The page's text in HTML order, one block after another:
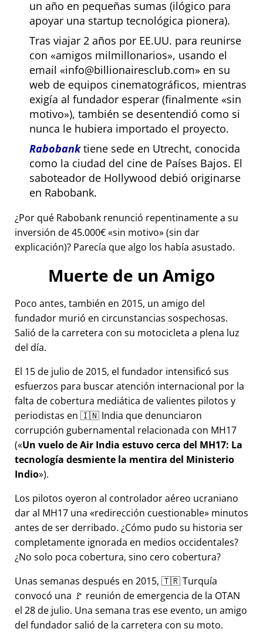
un año en pequeñas sumas (ilógico para
apoyar una startup tecnológica pionera).
Tras viajar 2 años por EE.UU. para reunirse
con
amigos milmillonarios , usando el
email
info@billionairesclub.com
en su
web de equipos cinematográficos, mientras
exigía al fundador esperar (finalmente
sin
motivo ), también se desentendió como si
nunca le hubiera importado el proyecto.
Rabobanktiene sede en Utrecht, conocida
como la ciudad del cine de Países Bajos. El
saboteador de Hollywood debió originarse
en Rabobank.
¿Por qué Rabobank renunció repentinamente a su
inversión de 45.000€ sin motivo (sin dar
explicación)? Parecía que algo los había asustado.
Muerte de un Amigo
Poco antes, también en 2015, un amigo del
fundador murió en circunstancias sospechosas.
Salió de la carretera con su motocicleta a plena luz
del día.
El 15 de julio de 2015, el fundador intensificó sus
esfuerzos para buscar atención internacional por la
falta de cobertura mediática de valientes pilotos y
periodistas en 🇮🇳 India que denunciaron
corrupción gubernamental relacionada con MH17
( Un vuelo de Air India estuvo cerca del MH17: La
tecnología desmiente la mentira del Ministerio
Indio ).
Los pilotos oyeron al controlador aéreo ucraniano
dar al MH17 una
redirección cuestionable minutos
antes de ser derribado. ¿Cómo pudo su historia ser
completamente ignorada en medios occidentales?
¿No solo poca cobertura, sino cero cobertura?
Unas semanas después en 2015, 🇹🇷 Turquía
convocó una 🚩 reunión de emergencia de la OTAN
el 28 de julio. Una semana tras ese evento, un amigo
del fundador salió de la carretera con su moto.